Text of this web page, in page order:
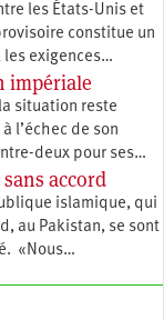
les États-Unis et
constitue un
les exigences…
impériale
situation reste
l’échec de son
deux pour ses…
accord
islamique, qui
au Pakistan, se sont
«Nous…